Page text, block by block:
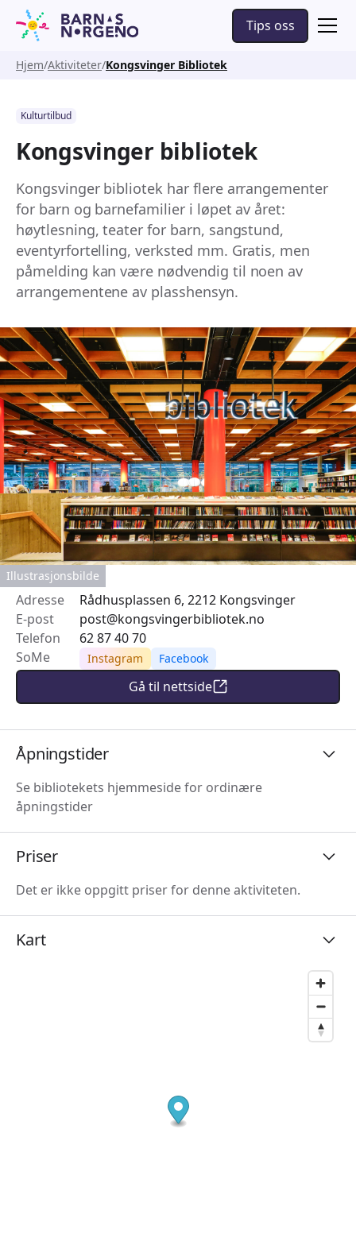
Tips oss
Hjem Aktiviteter Kongsvinger Bibliotek
Kulturtilbud
Kongsvinger bibliotek
Kongsvinger bibliotek har flere arrangementer
for barn og barnefamilier i løpet av året:
høytlesning, teater for barn, sangstund,
eventyrfortelling, verksted mm. Gratis, men
påmelding kan være nødvendig til noen av
arrangementene av plasshensyn.
Illustrasjonsbilde
Adresse
Rådhusplassen 6, 2212 Kongsvinger
E-post
post@kongsvingerbibliotek.no
Telefon
62 87 40 70
SoMe
Instagram Facebook
Gå til nettside
Åpningstider
Se bibliotekets hjemmeside for ordinære
åpningstider
Priser
Det er ikke oppgitt priser for denne aktiviteten.
Kart